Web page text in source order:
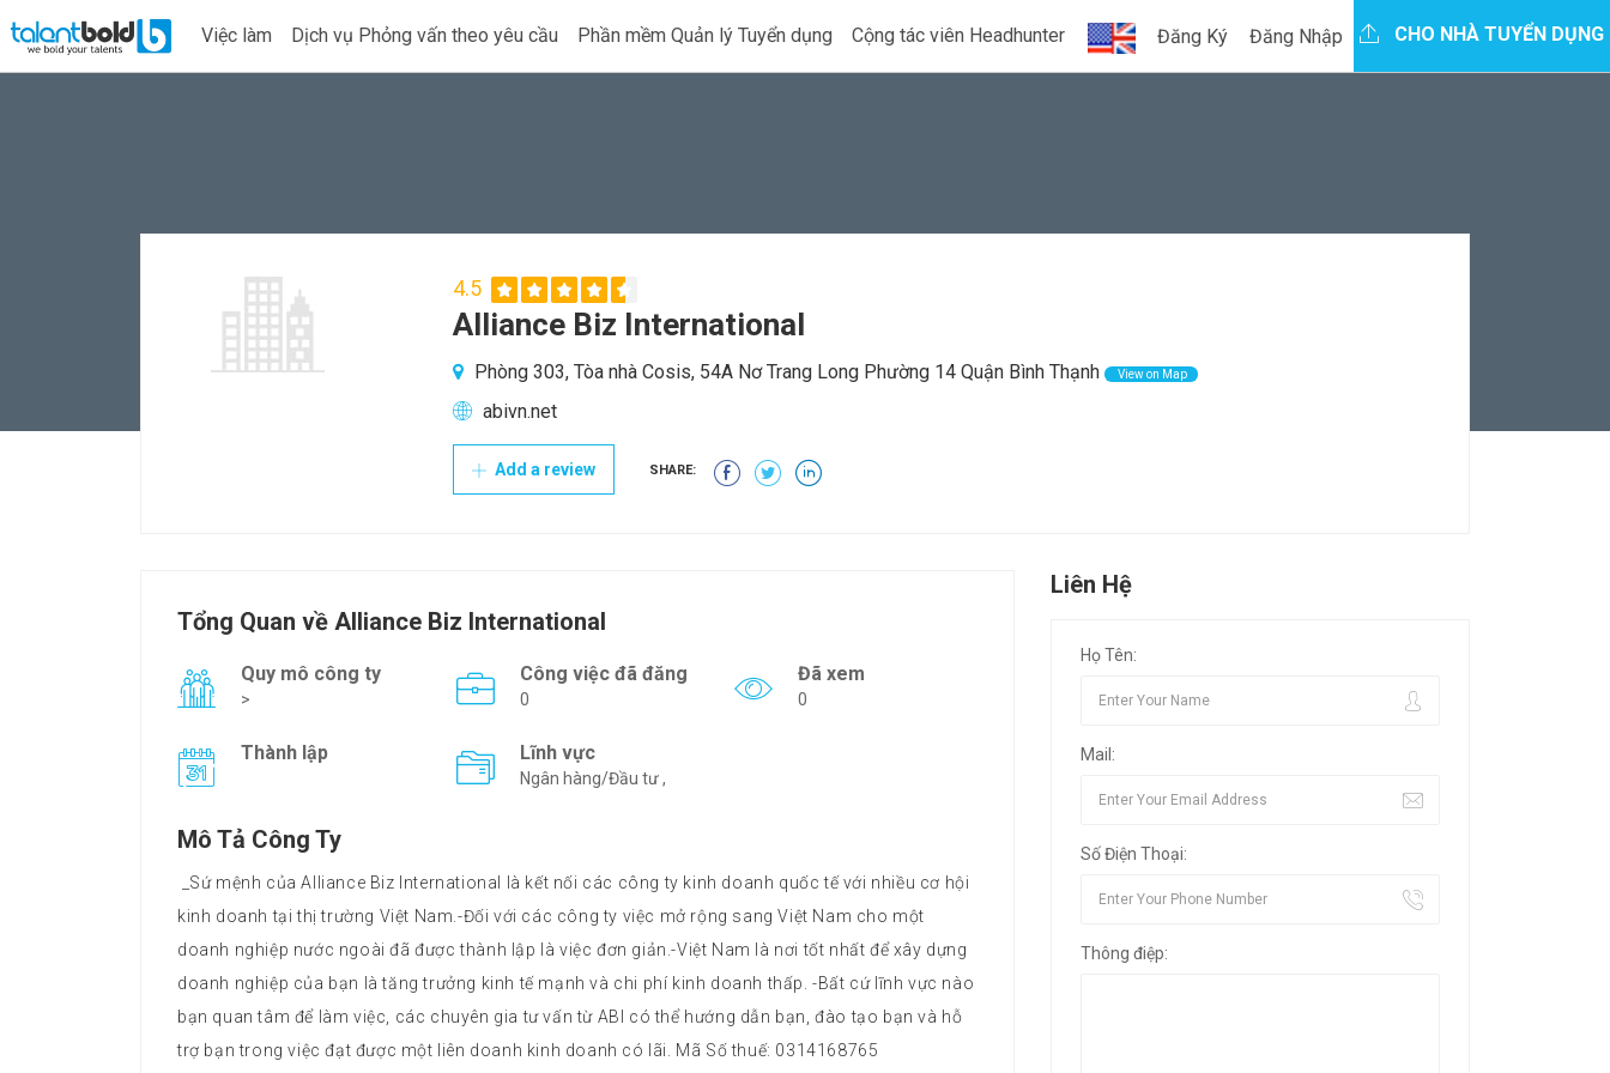
Việc làm Dịch vụ Phỏng vấn theo yêu cầu Phần mềm Quản lý Tuyển dụng Cộng tác viên Headhunter Đăng Ký Đăng Nhập CHO NHÀ TUYỂN DỤNG
4.5
Alliance Biz International
Phòng 303, Tòa nhà Cosis, 54A Nơ Trang Long Phường 14 Quận Bình Thạnh View on Map
abivn.net
Add a review SHARE:
Tổng Quan về Alliance Biz International
Quy mô công ty
>
Công việc đã đăng
0
Đã xem
0
Thành lập Lĩnh vực
Ngân hàng/Đầu tư ,
Mô Tả Công Ty
_Sứ mệnh của Alliance Biz International là kết nối các công ty kinh doanh quốc tế với nhiều cơ hội
kinh doanh tại thị trường Việt Nam.-Đối với các công ty việc mở rộng sang Việt Nam cho một
doanh nghiệp nước ngoài đã được thành lập là việc đơn giản.-Việt Nam là nơi tốt nhất để xây dựng
doanh nghiệp của bạn là tăng trưởng kinh tế mạnh và chi phí kinh doanh thấp. -Bất cứ lĩnh vực nào
bạn quan tâm để làm việc, các chuyên gia tư vấn từ ABI có thể hướng dẫn bạn, đào tạo bạn và hỗ
trợ bạn trong việc đạt được một liên doanh kinh doanh có lãi. Mã Số thuế: 0314168765
Liên Hệ
Họ Tên:
Mail:
Số Điện Thoại:
Thông điệp: